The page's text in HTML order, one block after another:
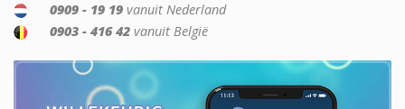
0909 - 19 19 vanuit Nederland
0903 - 416 42 vanuit België